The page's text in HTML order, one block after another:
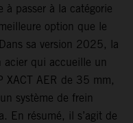
à passer à la catégorie
option que le
sa version 2025, la
acier qui accueille un
XACT AER de 35 mm,
système de frein
En résumé, il s’agit de